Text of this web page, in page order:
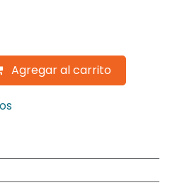
Agregar al carrito